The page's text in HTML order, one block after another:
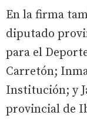
En la firma
diputado
para el
Carretón;
Institución; y
provincial de